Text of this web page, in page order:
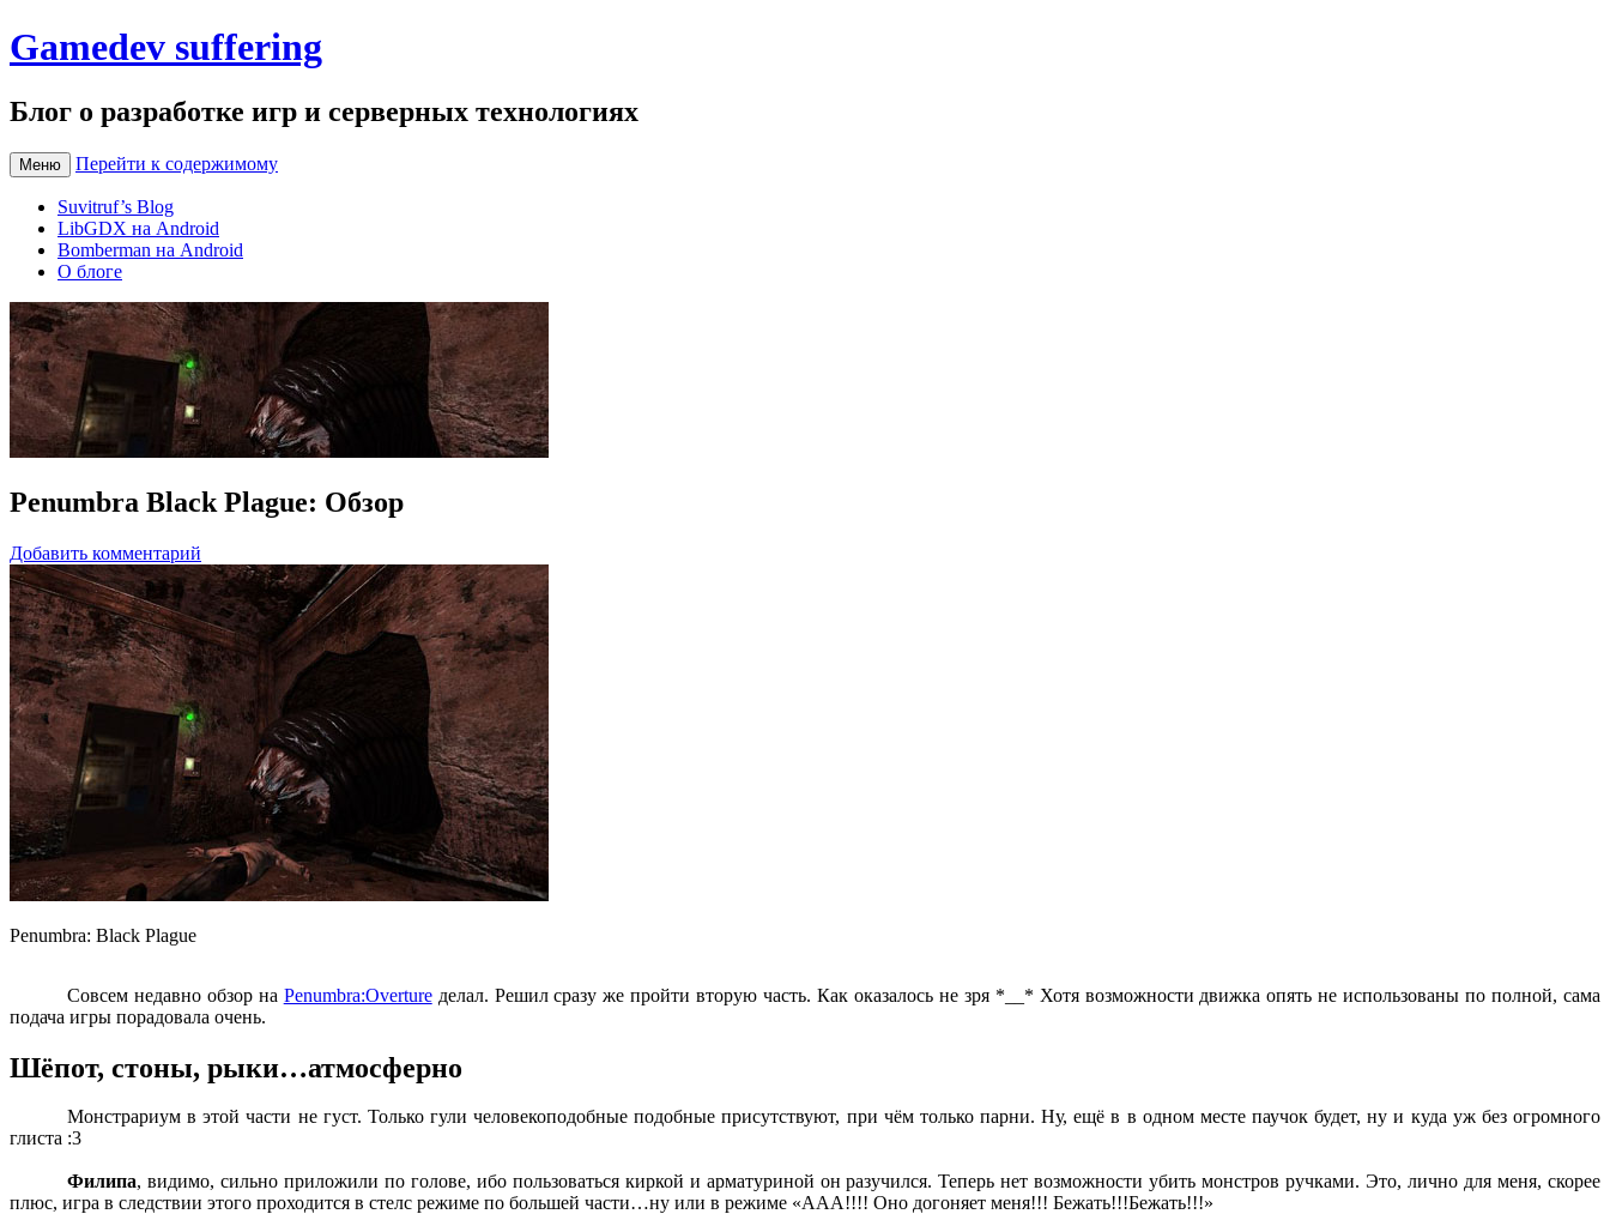
Gamedev suffering
Блог о разработке игр и серверных технологиях
Меню Перейти к содержимому
Suvitruf’s Blog
LibGDX на Android
Bomberman на Android
О блоге
Penumbra Black Plague: Обзор
Добавить комментарий
Penumbra: Black Plague
Совсем недавно обзор на Penumbra:Overtureделал. Решил сразу же пройти вторую часть. Как оказалось не зря *__* Хотя возможности движка опять не использованы по полной, сама
подача игры порадовала очень.
Шёпот, стоны, рыки…атмосферно
Монстрариум в этой части не густ. Только гули человекоподобные подобные присутствуют, при чём только парни. Ну, ещё в в одном месте паучок будет, ну и куда уж без огромного
глиста :3
Филипа, видимо, сильно приложили по голове, ибо пользоваться киркой и арматуриной он разучился. Теперь нет возможности убить монстров ручками. Это, лично для меня, скорее
плюс, игра в следствии этого проходится в стелс режиме по большей части…ну или в режиме «ААА!!!! Оно догоняет меня!!! Бежать!!!Бежать!!!»